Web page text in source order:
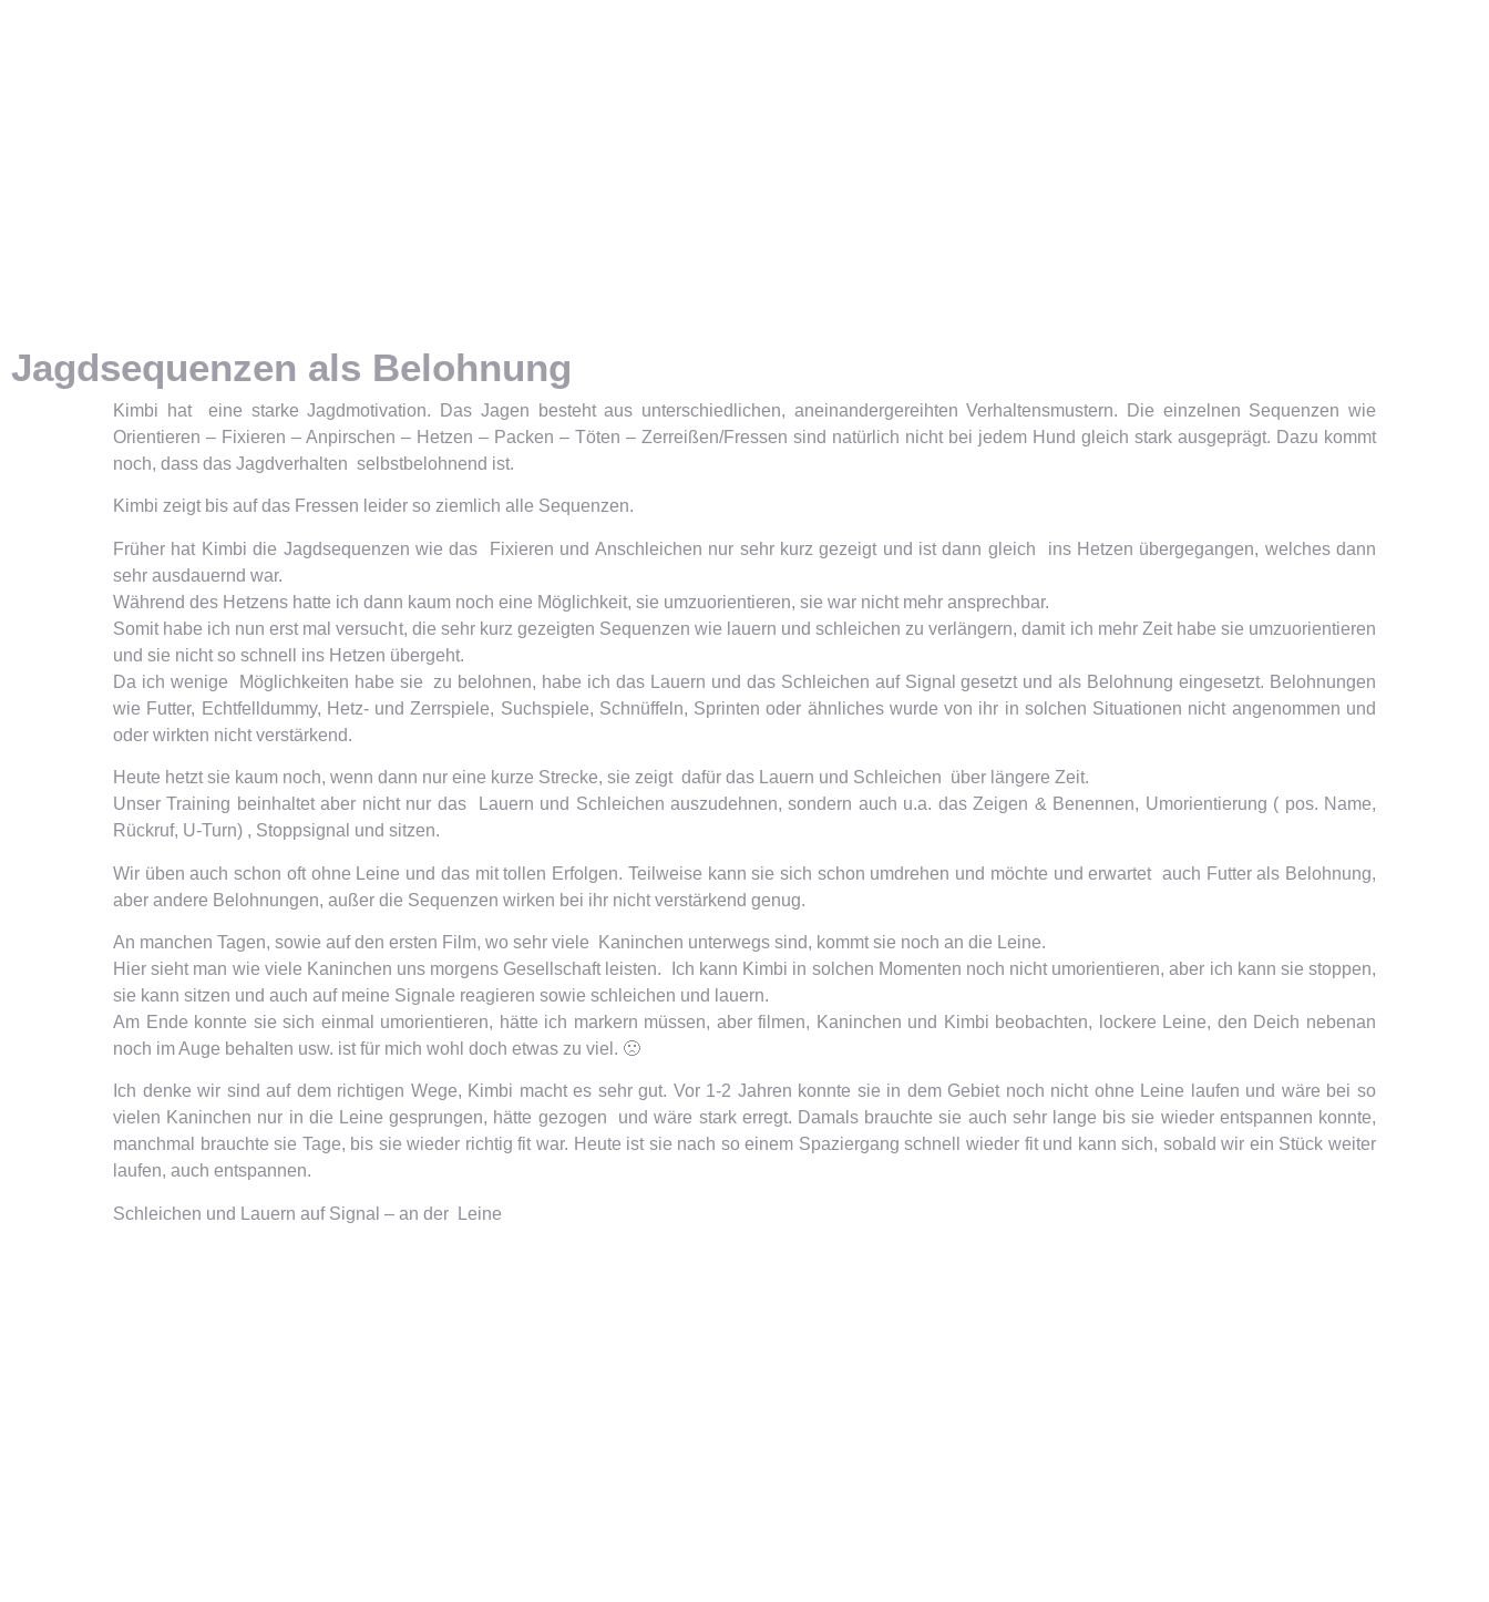
Jagdsequenzen als Belohnung
Kimbi hat eine starke Jagdmotivation. Das Jagen besteht aus unterschiedlichen, aneinandergereihten Verhaltensmustern. Die einzelnen Sequenzen wie
Orientieren – Fixieren – Anpirschen – Hetzen – Packen – Töten – Zerreißen/Fressen sind natürlich nicht bei jedem Hund gleich stark ausgeprägt. Dazu kommt
noch, dass das Jagdverhalten selbstbelohnend ist.
Kimbi zeigt bis auf das Fressen leider so ziemlich alle Sequenzen.
Früher hat Kimbi die Jagdsequenzen wie das Fixieren und Anschleichen nur sehr kurz gezeigt und ist dann gleich ins Hetzen übergegangen, welches dann
sehr ausdauernd war.
Während des Hetzens hatte ich dann kaum noch eine Möglichkeit, sie umzuorientieren, sie war nicht mehr ansprechbar.
Somit habe ich nun erst mal versucht, die sehr kurz gezeigten Sequenzen wie lauern und schleichen zu verlängern, damit ich mehr Zeit habe sie umzuorientieren
und sie nicht so schnell ins Hetzen übergeht.
Da ich wenige Möglichkeiten habe sie zu belohnen, habe ich das Lauern und das Schleichen auf Signal gesetzt und als Belohnung eingesetzt. Belohnungen
wie Futter, Echtfelldummy, Hetz- und Zerrspiele, Suchspiele, Schnüffeln, Sprinten oder ähnliches wurde von ihr in solchen Situationen nicht angenommen und
oder wirkten nicht verstärkend.
Heute hetzt sie kaum noch, wenn dann nur eine kurze Strecke, sie zeigt dafür das Lauern und Schleichen über längere Zeit.
Unser Training beinhaltet aber nicht nur das Lauern und Schleichen auszudehnen, sondern auch u.a. das Zeigen & Benennen, Umorientierung ( pos. Name,
Rückruf, U-Turn) , Stoppsignal und sitzen.
Wir üben auch schon oft ohne Leine und das mit tollen Erfolgen. Teilweise kann sie sich schon umdrehen und möchte und erwartet auch Futter als Belohnung,
aber andere Belohnungen, außer die Sequenzen wirken bei ihr nicht verstärkend genug.
An manchen Tagen, sowie auf den ersten Film, wo sehr viele Kaninchen unterwegs sind, kommt sie noch an die Leine.
Hier sieht man wie viele Kaninchen uns morgens Gesellschaft leisten. Ich kann Kimbi in solchen Momenten noch nicht umorientieren, aber ich kann sie stoppen,
sie kann sitzen und auch auf meine Signale reagieren sowie schleichen und lauern.
Am Ende konnte sie sich einmal umorientieren, hätte ich markern müssen, aber filmen, Kaninchen und Kimbi beobachten, lockere Leine, den Deich nebenan
noch im Auge behalten usw. ist für mich wohl doch etwas zu viel. 🙁
Ich denke wir sind auf dem richtigen Wege, Kimbi macht es sehr gut. Vor 1-2 Jahren konnte sie in dem Gebiet noch nicht ohne Leine laufen und wäre bei so
vielen Kaninchen nur in die Leine gesprungen, hätte gezogen und wäre stark erregt. Damals brauchte sie auch sehr lange bis sie wieder entspannen konnte,
manchmal brauchte sie Tage, bis sie wieder richtig fit war. Heute ist sie nach so einem Spaziergang schnell wieder fit und kann sich, sobald wir ein Stück weiter
laufen, auch entspannen.
Schleichen und Lauern auf Signal – an der Leine